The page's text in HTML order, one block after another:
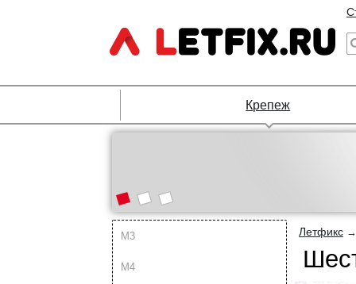
Крепеж
М3
М4
Летфикс